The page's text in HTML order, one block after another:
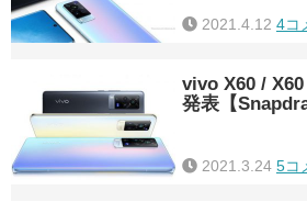
2021.4.12 4コ
vivo X60 /
発表【
2021.3.24 5コ